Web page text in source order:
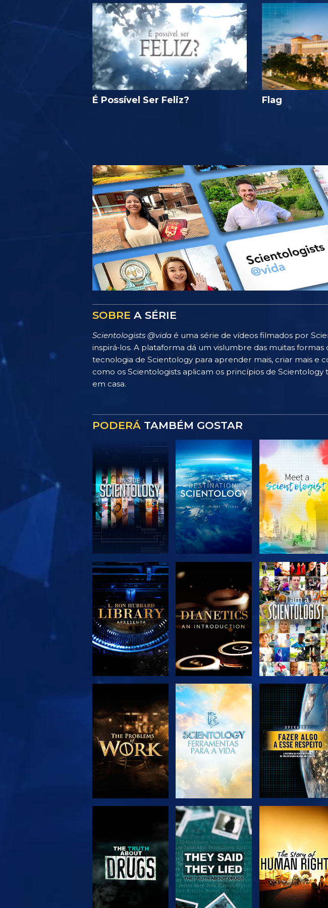
É Possível Ser Feliz? Flag
SOBRE A SÉRIE
Scientologists @vida é uma série de vídeos filmados por
inspirá‑los. A plataforma dá um vislumbre das muitas
tecnologia de Scientology para aprender mais, criar mais e
como os Scientologists aplicam os princípios de Scientology
em casa.
PODERÁ TAMBÉM GOSTAR
EXPLORAR A
SÉRIE
EXPLORAR A
SÉRIE
EXPLORAR A
SÉRIE
EXPLORAR A
SÉRIE
VER
EXPLORAR A
SÉRIE
VER